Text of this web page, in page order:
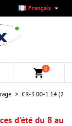
Français 
shopping_cart0
CR-3.00-1.14 (2
d'été du 8 au
×
×
liste d'envies
×
produits à votre
Connexion